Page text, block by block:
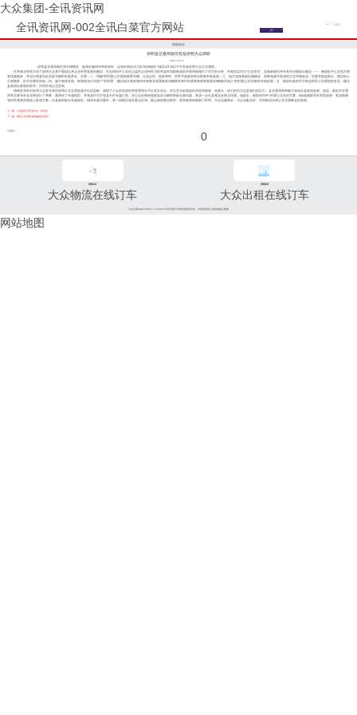
大众集团-全讯资讯网
全讯资讯网-002全讯白菜官方网站
集团动态
崇明县交通局领导莅临崇明大众调研
2007-04-13
崇明县交通局新任局长钱锦良、副局长杨伟华率陆管科、运管科和执法大队等职能部门领导4月10日下午莅临崇明大众公交调研。
任井春总经理介绍了崇明大众资产重组以来企业经营发展的概况，对当前由于公交的公益性企业特性与经营成本加剧形成的矛盾和困难作了详尽的分析，并就切实关注“公交优先”、实施政策扶持等有关问题提出建议：一、继续给予公交地方税
收优惠政策，并实行税收先征后返与燃料补贴界定、分离；二、明确“村村通公交”政府购置车辆、企业运作、核算单列、经营亏损政府核实财政补贴政策；三、地方道路基础设施建设、危桥改建等造成的公交车辆改道、停驶等损益部分，建议纳入
工程预算，给予必要的补贴；四、鉴于南堡支线、南海线先行实现了“村村通”，建议地方政府将06年南堡支线置换的15辆新车和07年度南海线将置换的9辆新车纳入“村村通公交”的购车补贴机制；五、根据市政府关于推进郊区公交重组的意见，建议
县政府以参股的形式，扶持区域公交发展。
钱锦良局长对崇明大众多年来对崇明公共交通发展作出的贡献、体现了大众的先进经营管理理念予以充分肯定。对公交当前面临的矛盾和困难，他表示，你们的压力也是我们的压力，县交通局将积极主动地向县政府反映。他说，最近市交通
局李文辉局长在崇明进行了考察，我局作了专题报告，并将及时与主管县长作专题汇报。对公交反映的税收返还与燃料补贴分离问题，将进一步向县领导反映与沟通。他提出，根据年内9个村通公交车的方案，6条线路能否在车型选择、客流预测
等科学测算的基础上形成方案，向县政府提出专题报告。钱局长最后重申，将一如既往地在重点区域、重点路段整治黑车，发挥政府职能部门作用，为企业服务好，与企业配合好，共同推进崇明公共交通事业的发展。
上一篇：公交西北召开党代会、职代会
下一篇：奉贤公交亮相“特色服务示范车”
分享到： 0
96811
大众物流在线订车
96822
大众出租在线订车
大众交通(www.96822.com)002全讯白菜官方网站的版权所有，未经授权禁止复制或建立镜像
网站地图